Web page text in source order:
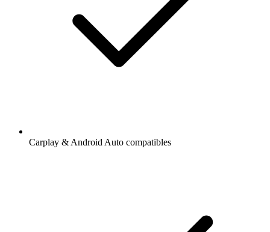
Carplay & Android Auto compatibles